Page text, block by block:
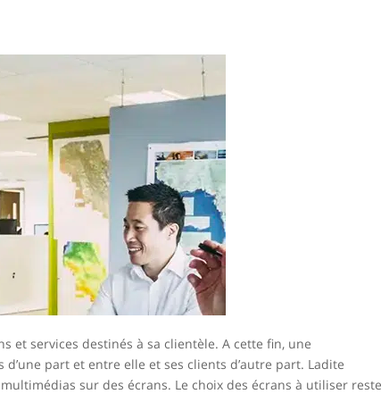
et services destinés à sa clientèle. A cette fin, une
part et entre elle et ses clients d’autre part. Ladite
sur des écrans. Le choix des écrans à utiliser reste